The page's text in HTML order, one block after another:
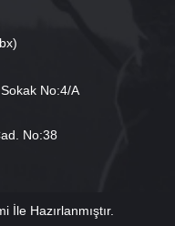
No:4/A
No:38
İle Hazırlanmıştır.